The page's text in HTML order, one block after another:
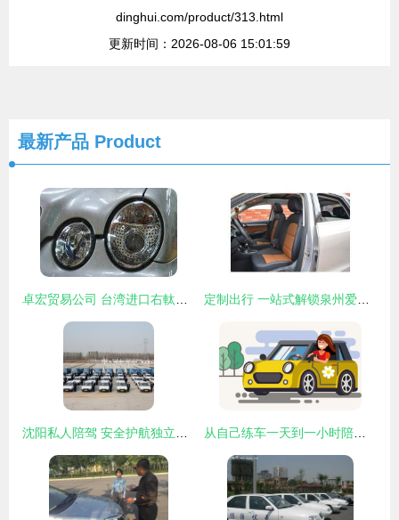
dinghui.com/product/313.html
更新时间：2026-08-06 15:01:59
最新产品 Product